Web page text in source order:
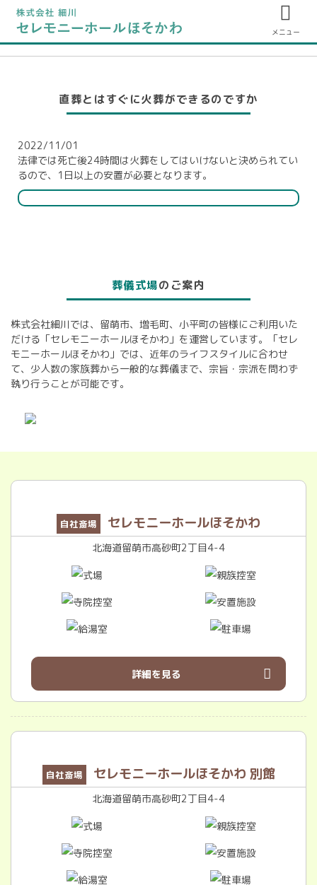
メニュー
直葬とはすぐに火葬ができるのですか
2022/11/01
法律では死亡後24時間は火葬をしてはいけないと決められてい
るので、1日以上の安置が必要となります。
葬儀式場のご案内
株式会社細川では、留萌市、増毛町、小平町の皆様にご利用いた
だける「セレモニーホールほそかわ」を運営しています。「セレ
モニーホールほそかわ」では、近年のライフスタイルに合わせ
て、少人数の家族葬から一般的な葬儀まで、宗旨・宗派を問わず
執り行うことが可能です。
自社斎場 セレモニーホールほそかわ
北海道留萌市高砂町2丁目4-4
詳細を見る
自社斎場 セレモニーホールほそかわ 別館
北海道留萌市高砂町2丁目4-4